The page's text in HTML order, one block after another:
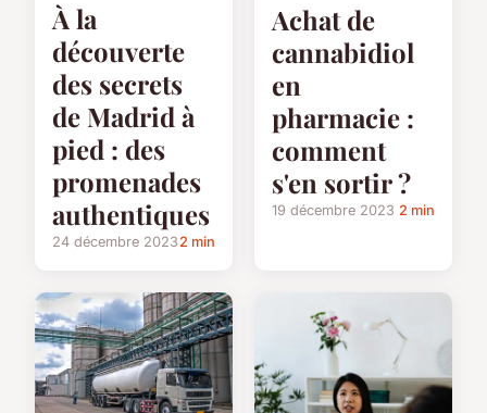
À la
découverte
des secrets
de Madrid à
pied : des
promenades
authentiques
24 décembre 2023 2 min
Achat de
cannabidiol
en
pharmacie :
comment
s'en sortir ?
19 décembre 2023 2 min